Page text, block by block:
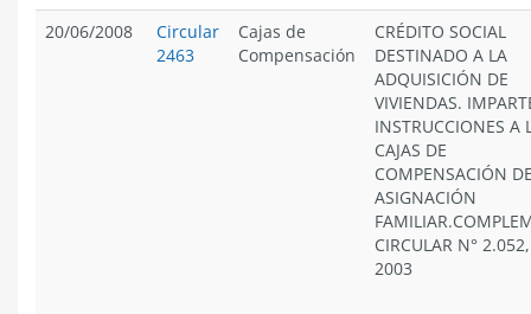
20/06/2008
Circular
2463
Cajas de
Compensación
CRÉDITO SOCIAL
DESTINADO A LA
ADQUISICIÓN DE
VIVIENDAS.
INSTRUCCIONES A
CAJAS DE
COMPENSACIÓN
ASIGNACIÓN
CIRCULAR N°
2003